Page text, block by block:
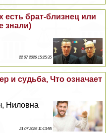
есть брат-близнец или
знали)
22 07 2026 15:25:35
и судьба, Что означает
Ниловна
21 07 2026 11:13:55